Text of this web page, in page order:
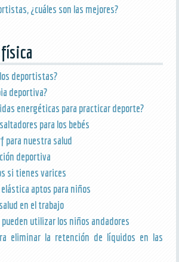
¿cuáles son las mejores?
deportistas?
deportiva?
energéticas para practicar deporte?
para los bebés
para nuestra salud
deportiva
si tienes varices
aptos para niños
en el trabajo
utilizar los niños andadores
eliminar la retención de líquidos en las